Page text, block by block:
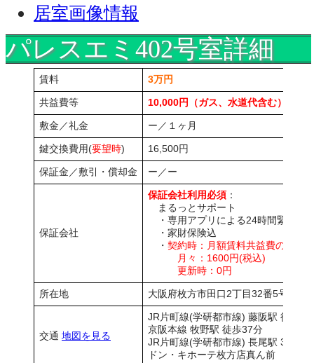
居室画像情報
パレスエミ402号室詳細
賃料 3万円
共益費等 10,000円（ガス、水道代含む）
敷金／礼金 ー／１ヶ月
鍵交換費用(要望時) 16,500円
保証金／敷引・償却金 ー／ー
保証会社
保証会社利用必須 ：
まるっとサポート
・専用アプリによる24時間緊急サ
・家財保険込
・ 契約時：月額賃料共益費の50％
月々：1600円(税込)
更新時：0円
所在地 大阪府枚方市田口2丁目32番5号
交通 地図を見る
JR片町線(学研都市線) 藤阪駅 徒歩35
京阪本線 牧野駅 徒歩37分
JR片町線(学研都市線) 長尾駅 3.2km
ドン・キホーテ枚方店真ん前